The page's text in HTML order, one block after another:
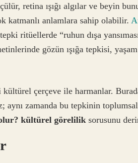
retina ışığı algılar ve beyin
katmanlı anlamlara sahip olabilir.
ritüellerde “ruhun dışa
gözün ışığa tepkisi,
çerçeve ile harmanlar.
zamanda bu tepkinin
olur? kültürel görelilik sorusunu